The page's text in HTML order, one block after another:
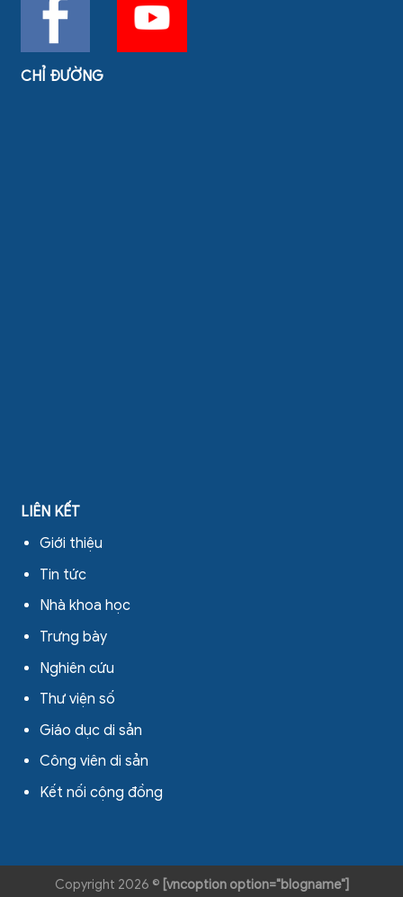
CHỈ ĐƯỜNG
LIÊN KẾT
Giới thiệu
Tin tức
Nhà khoa học
Trưng bày
Nghiên cứu
Thư viện số
Giáo dục di sản
Công viên di sản
Kết nối cộng đồng
Copyright 2026 © [vncoption option="blogname"]